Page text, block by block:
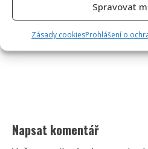
Spravovat
Zásady cookiesProhlášení o
Napsat komentář